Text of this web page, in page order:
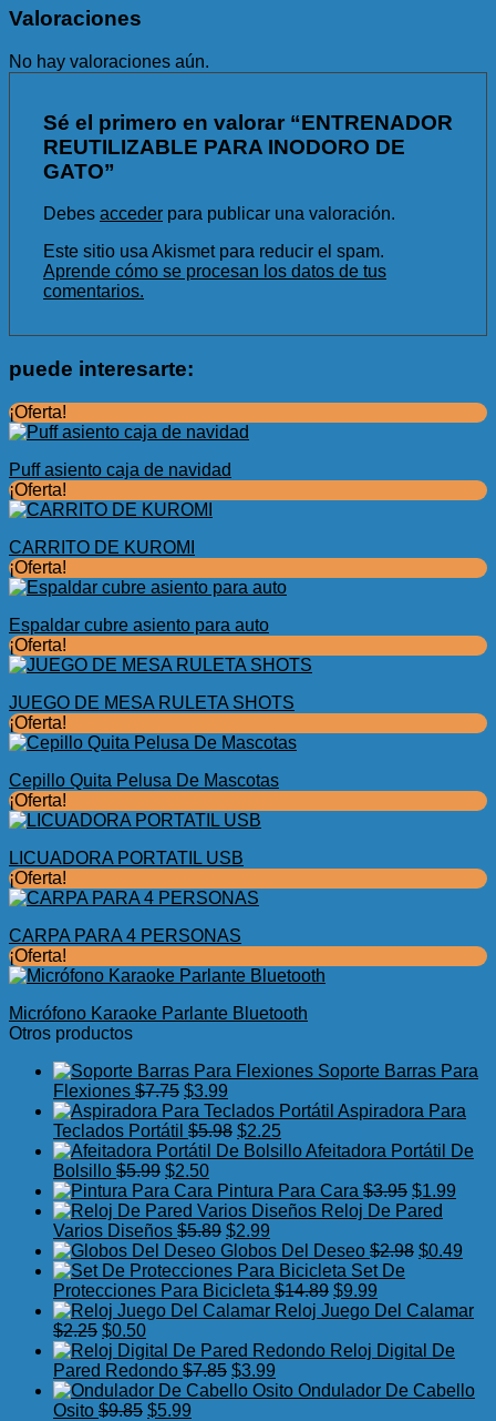
Valoraciones
No hay valoraciones aún.
Sé el primero en valorar “ENTRENADOR
REUTILIZABLE PARA INODORO DE
GATO”
Debes acceder para publicar una valoración.
Este sitio usa Akismet para reducir el spam.
Aprende cómo se procesan los datos de tus
comentarios.
puede interesarte:
¡Oferta!
Puff asiento caja de navidad
¡Oferta!
CARRITO DE KUROMI
¡Oferta!
Espaldar cubre asiento para auto
¡Oferta!
JUEGO DE MESA RULETA SHOTS
¡Oferta!
Cepillo Quita Pelusa De Mascotas
¡Oferta!
LICUADORA PORTATIL USB
¡Oferta!
CARPA PARA 4 PERSONAS
¡Oferta!
Micrófono Karaoke Parlante Bluetooth
Otros productos
Soporte Barras Para
Flexiones $7.75 El
precio
original
era:
$7.75.
$3.99
precio
actual
es:
Aspiradora Para
Teclados Portátil $5.98 El
precio
era:
$5.98.
$2.25El
precio
es:
$2.25.
Afeitadora Portátil De
Bolsillo $5.99 El
precio
original
era:
$5.99.
$2.50El
precio
actual
es:
$2.50.
Pintura Para Cara $3.95 El
precio
era:
$1.99
es:
Reloj De Pared
Varios Diseños $5.89 El
precio
original
era:
$5.89.
$2.99
precio
actual
es:
$2.99.
Globos Del Deseo $2.98 El
era:
$0.49
es:
Set De
Protecciones Para Bicicleta $14.89 El
precio
era:
$9.99
precio
es:
Reloj Juego Del Calamar
$2.25 El
precio
original
era:
$2.25.
$0.50El
precio
actual
es:
$0.50.
Reloj Digital De
Pared Redondo $7.85 El
precio
$3.99
precioOndulador De Cabello
Osito $9.85 El
$5.99